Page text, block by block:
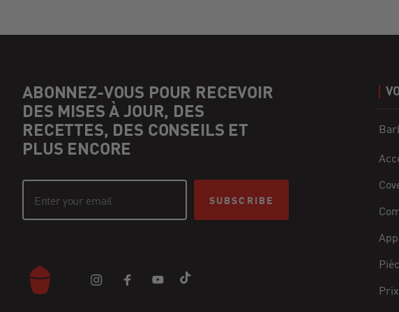
ABONNEZ-VOUS POUR RECEVOIR
DES MISES À JOUR, DES
RECETTES, DES CONSEILS ET
PLUS ENCORE
SUBSCRIBE